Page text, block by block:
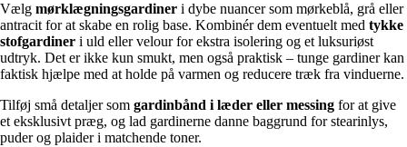
Vælg mørklægningsgardiner i dybe nuancer som mørkeblå, grå eller
antracit for at skabe en rolig base. Kombinér dem eventuelt med tykke
stofgardiner i uld eller velour for ekstra isolering og et luksuriøst
udtryk. Det er ikke kun smukt, men også praktisk – tunge gardiner kan
faktisk hjælpe med at holde på varmen og reducere træk fra vinduerne.
Tilføj små detaljer som gardinbånd i læder eller messing for at give
et eksklusivt præg, og lad gardinerne danne baggrund for stearinlys,
puder og plaider i matchende toner.